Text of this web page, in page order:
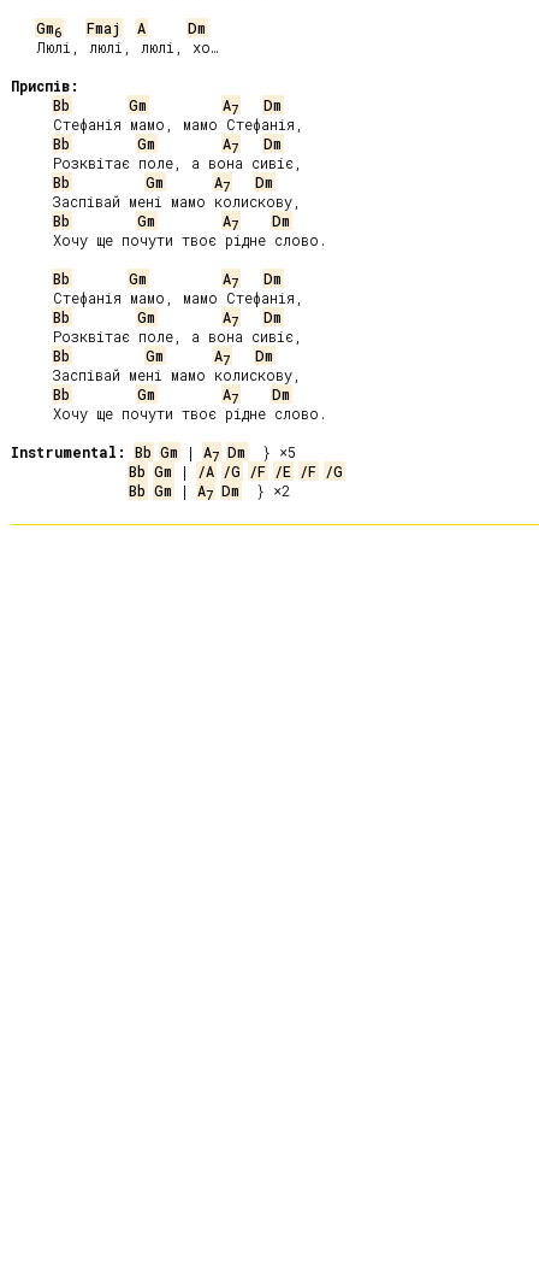
Gm6 Fmaj A
Dm
Приспів:
Bb
Gm A7
Dm
Bb
Gm A7
Dm
Bb
Gm A7
Dm
Bb
Gm A7
Dm
Bb
Gm A7
Dm
Bb
Gm A7
Dm
Bb
Gm A7
Dm
Bb
Gm A7
Dm
Instrumental:
Bb Gm | A7 Dm
Bb Gm | /A /G /F /E /F /G
Bb Gm | A7 Dm